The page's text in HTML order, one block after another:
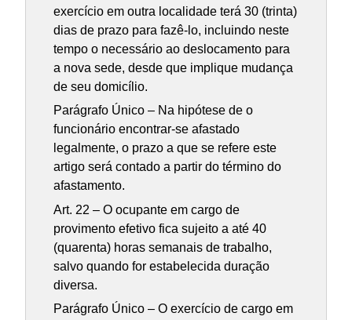
exercício em outra localidade terá 30 (trinta)
dias de prazo para fazê-lo, incluindo neste
tempo o necessário ao deslocamento para
a nova sede, desde que implique mudança
de seu domicílio.
Parágrafo Único – Na hipótese de o
funcionário encontrar-se afastado
legalmente, o prazo a que se refere este
artigo será contado a partir do término do
afastamento.
Art. 22 – O ocupante em cargo de
provimento efetivo fica sujeito a até 40
(quarenta) horas semanais de trabalho,
salvo quando for estabelecida duração
diversa.
Parágrafo Único – O exercício de cargo em